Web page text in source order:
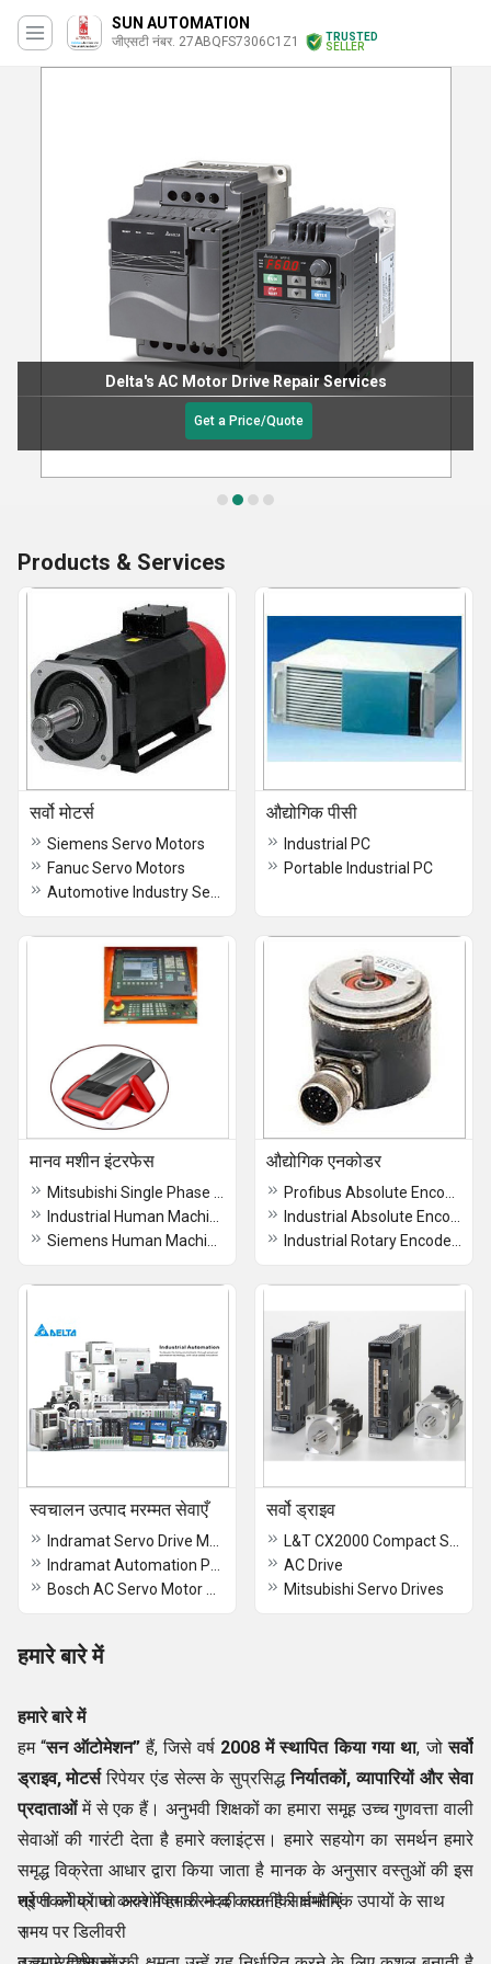
SUN AUTOMATION
जीएसटी नंबर. 27ABQFS7306C1Z1
TRUSTED
SELLER
Delta's AC Motor Drive Repair Services
Get a Price/Quote
Products & Services
सर्वो मोटर्स
Siemens Servo Motors
Fanuc Servo Motors
औद्योगिक पीसी
Industrial PC
Portable Industrial PC
मानव मशीन इंटरफेस औद्योगिक एनकोडर
स्वचालन उत्पाद मरम्मत सेवाएँ सर्वो ड्राइव
AC Drive
Mitsubishi Servo Drives
हमारे बारे में
हमारे बारे में
हम “सन ऑटोमेशन” हैं, जिसे वर्ष 2008 में स्थापित किया गया था, जोसर्वो
ड्राइव, मोटर्सरिपेयर एंड सेल्स के सुप्रसिद्धनिर्यातकों, व्यापारियों और सेवा
प्रदाताओंमें से एक हैं। अनुभवी शिक्षकों का हमारा समूह उच्च गुणवत्ता वाली
सेवाओं की गारंटी देता है हमारे क्लाइंट्स। हमारे सहयोग का समर्थन हमारे
समृद्ध विक्रेता आधार द्वारा किया जाता है मानक के अनुसार वस्तुओं की इस
श्रेणी को प्राप्त करने में हमारी मदद करता है सार्वभौमिक उपायों के साथ
।
नई तकनीकों को अवशोषित करने की तकनीकी क्षमताएं
समय पर डिलीवरी